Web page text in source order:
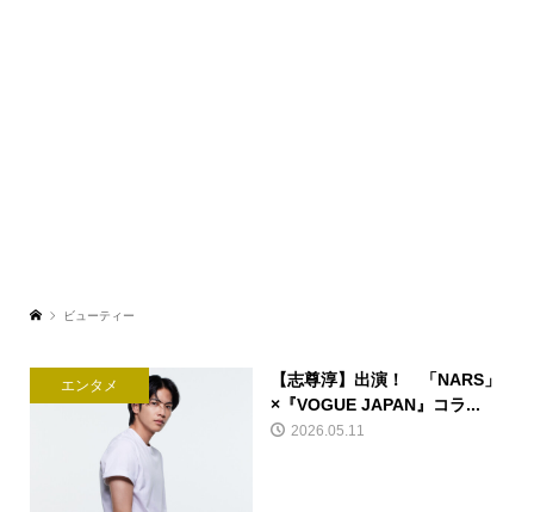
ビューティー
エンタメ
【志尊淳】出演！ 「NARS」
×『VOGUE JAPAN』コラ...
2026.05.11